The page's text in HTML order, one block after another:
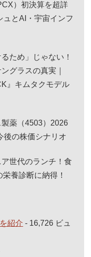
）初決算を超詳
とAI・宇宙インフ
ため」じゃない！
グラスの真実｜
』キムタクモデル
製薬（4503）2026
後の株価シナリオ
世代のランチ！食
養診断に納得！
紹介 - 16,726 ビュ